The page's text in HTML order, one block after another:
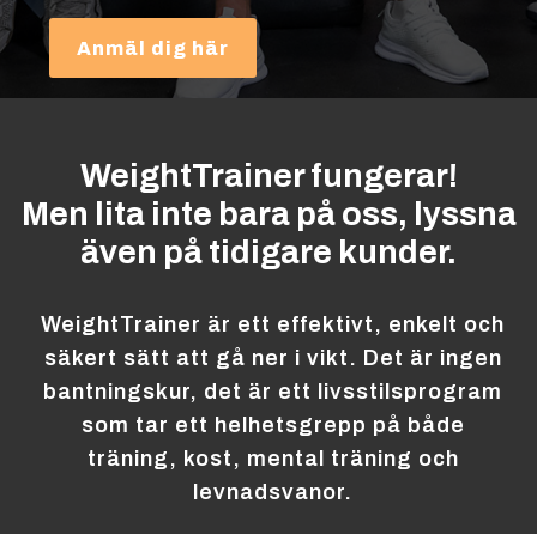
Anmäl dig här
WeightTrainer fungerar!
Men lita inte bara på oss, lyssna
även på tidigare kunder.
WeightTrainer är ett effektivt, enkelt och
säkert sätt att gå ner i vikt. Det är ingen
bantningskur, det är ett livsstilsprogram
som tar ett helhetsgrepp på både
träning, kost, mental träning och
levnadsvanor.